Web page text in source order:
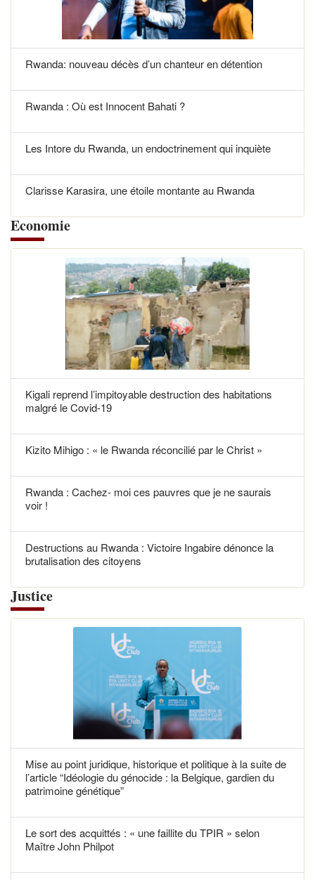
Rwanda: nouveau décès d’un chanteur en détention
Rwanda : Où est Innocent Bahati ?
Les Intore du Rwanda, un endoctrinement qui inquiète
Clarisse Karasira, une étoile montante au Rwanda
Economie
Kigali reprend l’impitoyable destruction des habitations
malgré le Covid-19
Kizito Mihigo : « le Rwanda réconcilié par le Christ »
Rwanda : Cachez- moi ces pauvres que je ne saurais
voir !
Destructions au Rwanda : Victoire Ingabire dénonce la
brutalisation des citoyens
Justice
Mise au point juridique, historique et politique à la suite de
l’article “Idéologie du génocide : la Belgique, gardien du
patrimoine génétique”
Le sort des acquittés : « une faillite du TPIR » selon
Maître John Philpot